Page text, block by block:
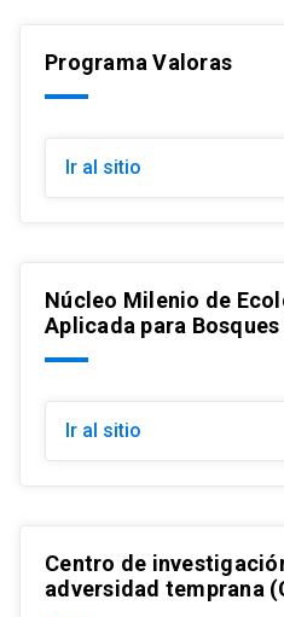
Programa Valoras
Ir al sitio
Núcleo Milenio de
Aplicada para
Ir al sitio
Centro de
adversidad temprana